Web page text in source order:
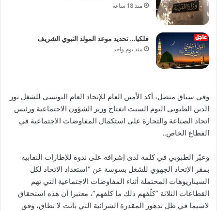
منذ 18 ساعة
فلكيا… تحديد موعد المولد النبوي الشريف
منذ يوم واحد
وفي سياق متصل، أكد الأمين العام للإتحاد العام التونسي للشغل نور
الدين الطبوبي اليوم السبت انفتاح وزير الشؤون الاجتماعية ورئيس
اتحاد الصناعة والتجارة على استكمال المفاوضات الاجتماعية في
القطاع الخاص..
وعبّر الطبوبي في كلمة لدى إشرافه على ندوة للإطارات النقابية
بمقر الإتحاد الجهوي للشغل بسوسة عن “استعداد الاتحاد لكل
السيناريوهات المحتملة أثناء المفاوضات الاجتماعية التي تهم
القطاعات الثلاثة ”كلّفهم ذلك ما كلفهم”، معتبرا أن هذه استحقاق
لاسيما في ظل تدهور المقدرة الشرائية التي باتت لا تطاق، وفق